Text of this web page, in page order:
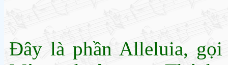
Đây là phần Alleluia,